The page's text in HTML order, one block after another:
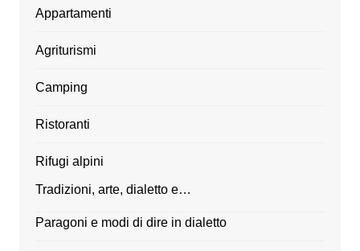
Appartamenti
Agriturismi
Camping
Ristoranti
Rifugi alpini
Tradizioni, arte, dialetto e…
Paragoni e modi di dire in dialetto